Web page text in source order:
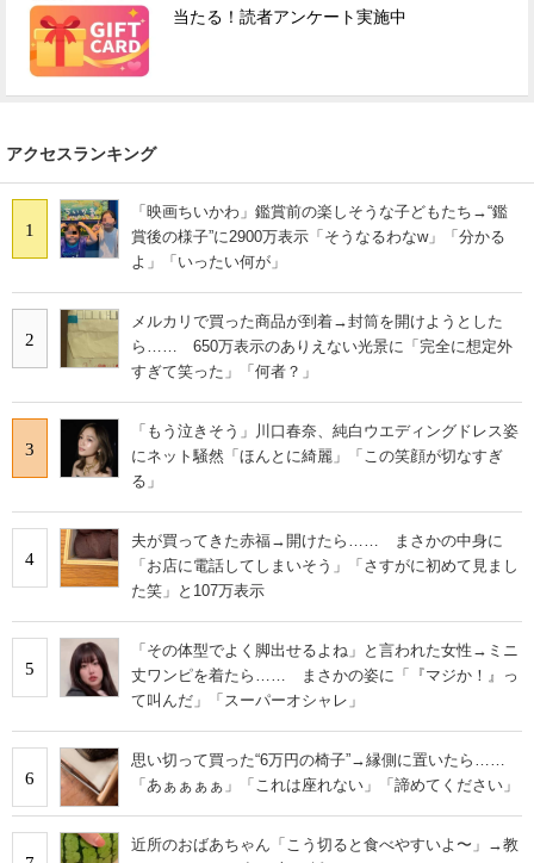
当たる！読者アンケート実施中
アクセスランキング
1
「映画ちいかわ」鑑賞前の楽しそうな子どもたち→“鑑
賞後の様子”に2900万表示「そうなるわなw」「分かる
よ」「いったい何が」
2
メルカリで買った商品が到着→封筒を開けようとした
ら…… 650万表示のありえない光景に「完全に想定外
すぎて笑った」「何者？」
3
「もう泣きそう」川口春奈、純白ウエディングドレス姿
にネット騒然「ほんとに綺麗」「この笑顔が切なすぎ
る」
4
夫が買ってきた赤福→開けたら…… まさかの中身に
「お店に電話してしまいそう」「さすがに初めて見まし
た笑」と107万表示
5
「その体型でよく脚出せるよね」と言われた女性→ミニ
丈ワンピを着たら…… まさかの姿に「『マジか！』っ
て叫んだ」「スーパーオシャレ」
6
思い切って買った“6万円の椅子”→縁側に置いたら……
「あぁぁぁぁ」「これは座れない」「諦めてください」
近所のおばあちゃん「こう切ると食べやすいよ〜」→教